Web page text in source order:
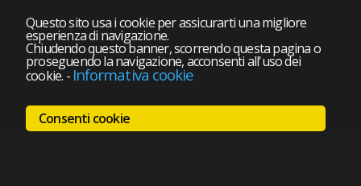
Questo sito usa i cookie per assicurarti una migliore
esperienza di navigazione.
Chiudendo questo banner, scorrendo questa pagina o
proseguendo la navigazione, acconsenti all'uso dei
cookie. - Informativa cookie
Consenti cookie